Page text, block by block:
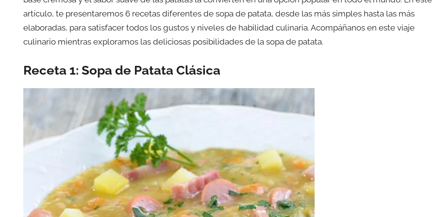
artículo, te presentaremos 6 recetas diferentes de sopa de patata, desde las más simples hasta las más
elaboradas, para satisfacer todos los gustos y niveles de habilidad culinaria. Acompáñanos en este viaje
culinario mientras exploramos las deliciosas posibilidades de la sopa de patata.
Receta 1: Sopa de Patata Clásica